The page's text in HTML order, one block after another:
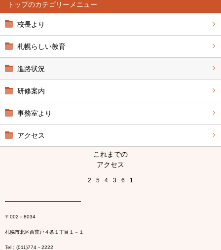
トップ
校長より
札幌らしい教育
進路状況
研修案内
事務室より
アクセス
これまでの
アクセス
2 5 4 3 6 1
〒002－8034
札幌市北区西茨戸４条１丁目１－１
Tel：(011)774－2222